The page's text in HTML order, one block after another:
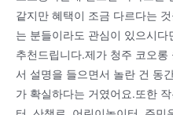
같지만 혜택이 조금 다르다는
는 분들이라도 관심이 있으시
추천드립니다.제가 청주 코오
서 설명을 들으면서 놀란 건 동
가 확실하다는 거였어요.또한